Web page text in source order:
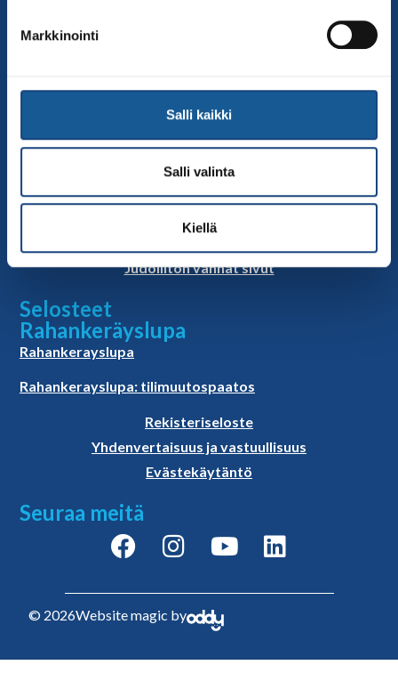
Markkinointi
Salli kaikki
Salli valinta
Kiellä
Tapahtumakalenteri
Linkkejä
Judoliiton vanhat sivut
Selosteet
Rahankeräyslupa
Rahankerayslupa
Rahankerayslupa: tilimuutospaatos
Rekisteriseloste
Yhdenvertaisuus ja vastuullisuus
Evästekäytäntö
Seuraa meitä
© 2026Website magic by